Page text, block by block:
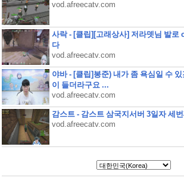
vod.afreecatv.com
사락 - [클립][고래상사] 저라뎃님 발로
다
vod.afreecatv.com
야바 - [클립]봉준) 내가 좀 욕심일 수
이 들더라구요 ...
vod.afreecatv.com
감스트 - 감스트 삼국지서버 3일자 세
vod.afreecatv.com